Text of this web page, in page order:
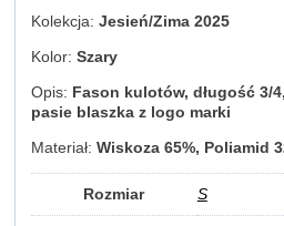
Kolekcja: Jesień/Zima 2025
Kolor: Szary
Opis: Fason kulotów, długość 3/
pasie blaszka z logo marki
Materiał: Wiskoza 65%, Poliamid
Rozmiar S